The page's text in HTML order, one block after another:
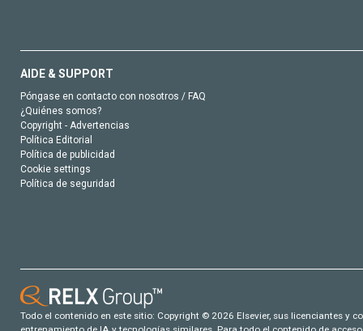
AIDE & SUPPORT
Póngase en contacto con nosotros / FAQ
¿Quiénes somos?
Copyright - Advertencias
Política Editorial
Política de publicidad
Cookie settings
Política de seguridad
Todo el contenido en este sitio: Copyright © 2026 Elsevier, sus licenciantes y